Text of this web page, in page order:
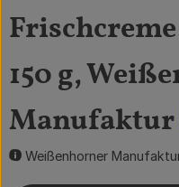
Süßes & Salziges
Haushalt
Der Betrieb
150 g,
Manufaktur
Weißenhorner